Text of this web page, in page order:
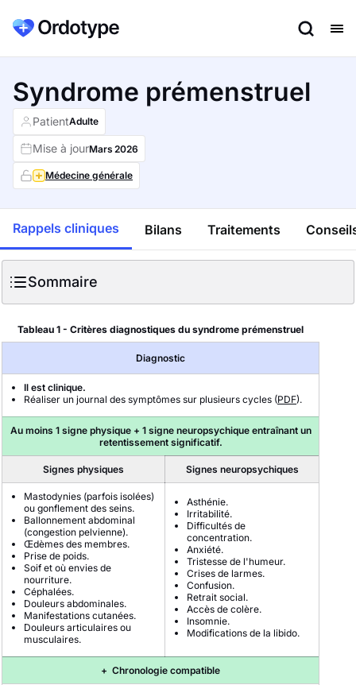
Syndrome prémenstruel
PatientAdulte
Mise à jourMars 2026
Médecine générale
Rappels cliniques Bilans Traitements
Sommaire
Tableau 1 - Critères diagnostiques du syndrome prémenstruel
Diagnostic
Il est clinique.
Réaliser un journal des symptômes sur plusieurs cycles (PDF).
Au moins 1 signe physique + 1 signe neuropsychique entraînant un
retentissement significatif.
Signes physiques Signes neuropsychiques
Mastodynies (parfois isolées)
ou gonflement des seins.
Ballonnement abdominal
(congestion pelvienne).
Œdèmes des membres.
Prise de poids.
Soif et où envies de
nourriture.
Céphalées.
Douleurs abdominales.
Manifestations cutanées.
Douleurs articulaires ou
musculaires.
Asthénie.
Irritabilité.
Difficultés de
concentration.
Anxiété.
Tristesse de l'humeur.
Crises de larmes.
Confusion.
Retrait social.
Accès de colère.
Insomnie.
Modifications de la libido.
+ Chronologie compatible